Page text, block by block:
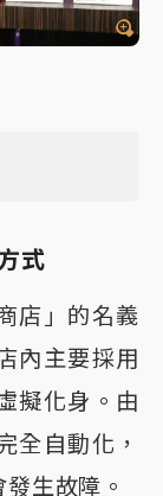
式
店」的名義
內主要採用
擬化身。由
全自動化，
生故障。